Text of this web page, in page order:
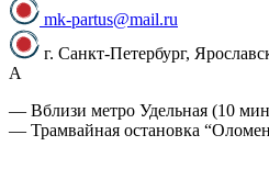
mk-partus@mail.ru
г. Санкт-Петербург,
А
— Вблизи метро Удельная (10
— Трамвайная остановка